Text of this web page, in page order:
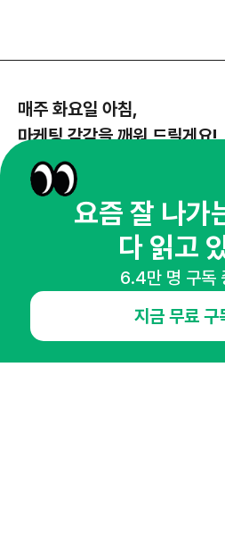
매주 화요일 아침,
마케팅 감각을 깨워 드릴게요!
65,043명의 마케터를 성장시키는 뉴스레터
뉴스레터 구독하기
NHN AD
오픈애즈란
요즘 잘 나가
다 읽고
6.4만 명 구독
지금 무료 구